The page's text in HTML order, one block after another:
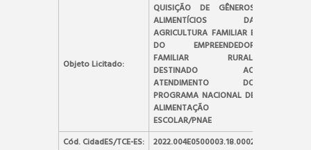
Objeto Licitado:
QUISIÇÃO DE GÊNEROS
ALIMENTÍCIOS DA
AGRICULTURA FAMILIAR E
DO EMPREENDEDOR
FAMILIAR RURAL,
DESTINADO AO
ATENDIMENTO DO
PROGRAMA NACIONAL DE
ALIMENTAÇÃO
ESCOLAR/PNAE
Cód. CidadES/TCE-ES:
2022.004E0500003.18.0002